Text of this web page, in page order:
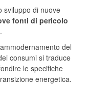
sviluppo di nuove
fonti di pericolo
del
consumi si traduce
le specifiche
energetica.